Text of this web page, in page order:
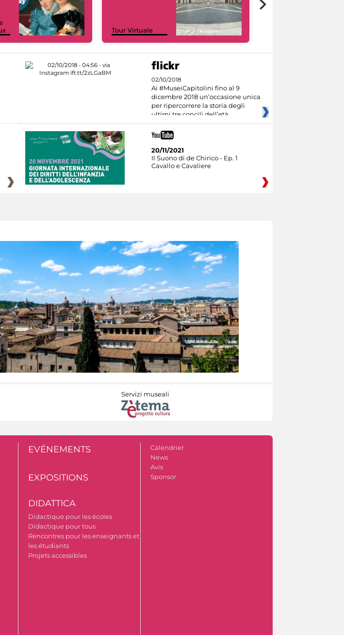
Tour Virtuale
02/10/2018
Ai #MuseiCapitolini fino al 9
dicembre 2018 un’occasione unica
per ripercorrere la storia degli
ultimi tre concili dell’età
20/11/2021
Il Suono di de Chirico - Ep. 1
Cavallo e Cavaliere
Servizi museali
EVÉNEMENTS
EXPOSITIONS
DIDATTICA
Didactique pour les écoles
Didactique pour tous
Rencontres pour les enseignants et
les étudiants
Projets accessibles
Calendrier
News
Avis
Sponsor